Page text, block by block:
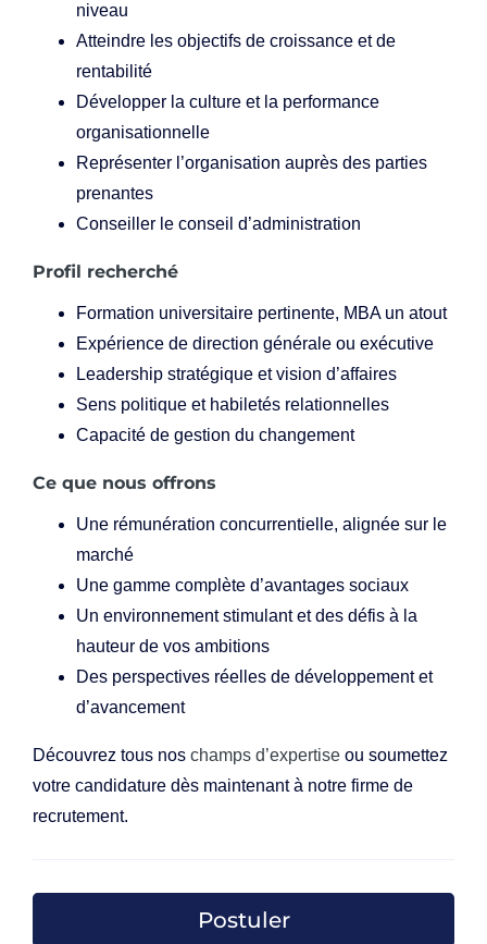
niveau
Atteindre les objectifs de croissance et de
rentabilité
Développer la culture et la performance
organisationnelle
Représenter l’organisation auprès des parties
prenantes
Conseiller le conseil d’administration
Profil recherché
Formation universitaire pertinente, MBA un atout
Expérience de direction générale ou exécutive
Leadership stratégique et vision d’affaires
Sens politique et habiletés relationnelles
Capacité de gestion du changement
Ce que nous offrons
Une rémunération concurrentielle, alignée sur le
marché
Une gamme complète d’avantages sociaux
Un environnement stimulant et des défis à la
hauteur de vos ambitions
Des perspectives réelles de développement et
d’avancement
Découvrez tous nos champs d’expertise ou soumettez
votre candidature dès maintenant à notre firme de
recrutement.